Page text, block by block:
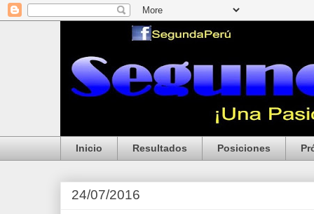
Inicio Resultados Posiciones
24/07/2016